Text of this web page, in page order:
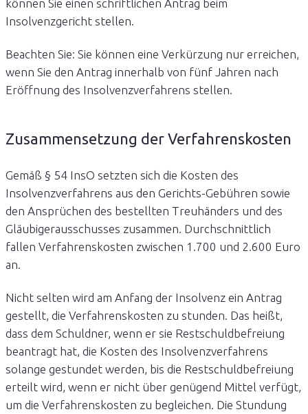
können Sie einen schriftlichen Antrag beim
Insolvenzgericht stellen.
Beachten Sie: Sie können eine Verkürzung nur erreichen,
wenn Sie den Antrag innerhalb von fünf Jahren nach
Eröffnung des Insolvenzverfahrens stellen.
Zusammensetzung der Verfahrenskosten
Gemäß § 54 InsO setzten sich die Kosten des
Insolvenzverfahrens aus den Gerichts-Gebühren sowie
den Ansprüchen des bestellten Treuhänders und des
Gläubigerausschusses zusammen. Durchschnittlich
fallen Verfahrenskosten zwischen 1.700 und 2.600 Euro
an.
Nicht selten wird am Anfang der Insolvenz ein Antrag
gestellt, die Verfahrenskosten zu stunden. Das heißt,
dass dem Schuldner, wenn er sie Restschuldbefreiung
beantragt hat, die Kosten des Insolvenzverfahrens
solange gestundet werden, bis die Restschuldbefreiung
erteilt wird, wenn er nicht über genügend Mittel verfügt,
um die Verfahrenskosten zu begleichen. Die Stundung